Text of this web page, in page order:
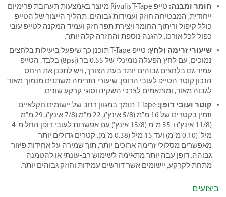
חומר ומבנה:
טייפ Rivulis T-Tape מיוצר באמצעות תערובת פרימיום
ייחודית, המבטיחה חוזק ועמידות גבוהים. תהליך הייצור של הטייפ
כולל קיפול וריתוך החומר ויצירת תפר חזק ועמיד המקנה לטייפ עובי
כפול לכל אורכו, להגנה נוספת והחזרה קלה יותר.
שיעורי זרימה ולחץ:
טייפ T-Tape תוכנן כך שיפעל ביעילות בלחצים
נמוכים, עם לחץ הפעלה נומינלי של 0.55 בר (8psi) בלבד. הטייפ
עמיד גם בלחצים גבוהים יותר בעת הצורך, ויש לתכנן את היחס
הנכון קוטר הטייפ לעובי הדופן. שיעורי הזרימה משתנים מנמוך מאוד
לגבוה מאוד, ומותאמים לצרכי השקיה וסוגי קרקע שונים.
קוטר ועובי דופן:
T-Tape תומך במגוון רחב של יישומים חקלאיים
וזמין בקטרים ​​של 16 מ"מ (5/8 אינץ'), 22 מ"מ (7/8 אינץ'), 29 מ"מ
(11/8 אינץ') ו-35 מ"מ (13/8 אינץ') עם אפשרות לעובי דופן החל מ-4
מיל' (0.10 מ"מ) ועד 15 מיל (0.38 מ"מ). קטרים ​​גדולים יותר
מאפשרים מסלולי זרימה ארוכים יותר, תוך שמירה על אחידות פיזור
גבוהה. דופן עבה יותר מתאימה לשימוש רב-עונתי או להטמנה
מתחת לקרקע, יישומים אשר דורשים עמידות וחוזק גבוהים יותר.
ביצועים